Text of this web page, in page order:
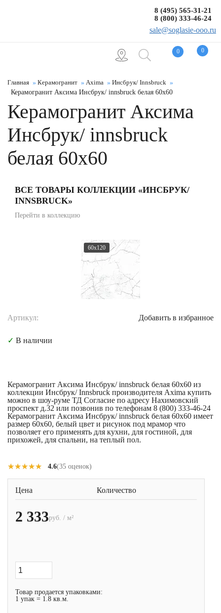
0 0
8 (495) 565-31-21
8 (800) 333-46-24
sale@soglasie-ooo.ru
Главная Керамогранит Axima
Инсбрук/ Innsbruck
Керамогранит Аксима Инсбрук/ innsbruck белая 60x60
Керамогранит Аксима
Инсбрук/ innsbruck
белая 60x60
ВСЕ ТОВАРЫ КОЛЛЕКЦИИ «ИНСБРУК/
INNSBRUCK»
Перейти в коллекцию
60x120
Артикул: Добавить в избранное
✓ В наличии
Керамогранит Аксима Инсбрук/ innsbruck белая 60x60 из
коллекции Инсбрук/ Innsbruck производителя Axima купить
можно в шоу-руме ТД Согласие по адресу Нахимовский
проспект д.32 или позвонив по телефонам 8 (800) 333-46-24
Керамогранит Аксима Инсбрук/ innsbruck белая 60x60 имеет
размер 60x60, белый цвет и рисунок под мрамор что
позволяет его применять для кухни, для гостиной, для
прихожей, для спальни, на теплый пол.
★★★★★
★★★★★ 4.6(35 оценок)
Цена Количество
2 333руб. / м²
Товар продается упаковками:
1 упак = 1.8 кв.м.